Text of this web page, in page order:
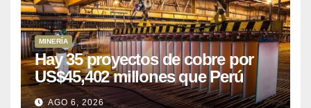
MINERÍA
Hay 35 proyectos de cobre por
US$45,402 millones que Perú
puede aprovechar
AGO 6, 2026